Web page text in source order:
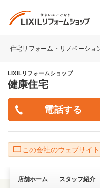
住宅リフォーム・リノベーシ
LIXILリフォームショップ
健康住宅
この会社のウェブサイ
店舗ホーム スタッフ紹介